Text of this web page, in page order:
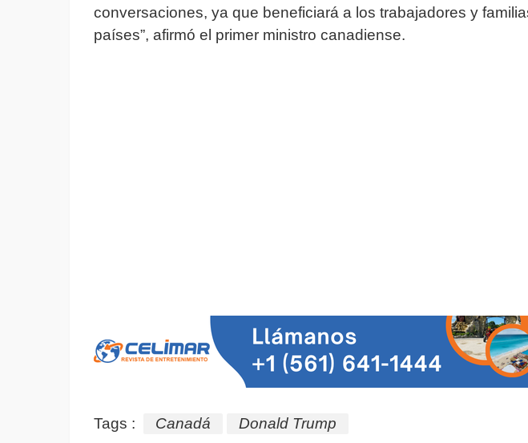
conversaciones, ya que beneficiará a los trabajadores y
países”, afirmó el primer ministro canadiense.
Tags : Canadá Donald Trump